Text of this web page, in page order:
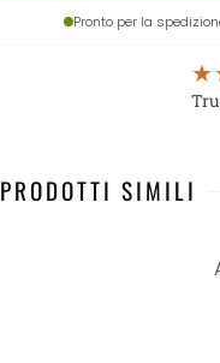
Pronto per la
PRODOTTI SIMILI